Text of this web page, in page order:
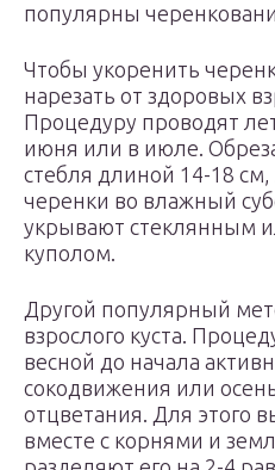
популярны
Чтобы укоренить
нарезать от здоровых
Процедуру проводят
июня или в июле.
стебля длиной 14-18 см,
черенки во влажный
укрывают стеклянным
куполом.
Другой популярный
взрослого куста.
весной до начала
сокодвижения или
отцветания. Для этого
вместе с корнями и